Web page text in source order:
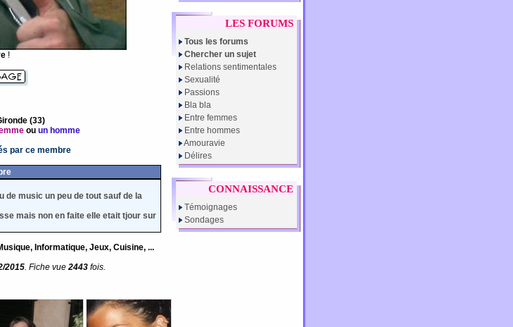
!
(33)
ou un homme
par ce membre
de music un peu de tout sauf de la
mais non en faite elle etait tjour sur
Informatique, Jeux, Cuisine, ...
2015. Fiche vue2443 fois.
LES FORUMS
Tous les forums
Chercher un sujet
Relations sentimentales
Sexualité
Passions
Bla bla
Entre femmes
Entre hommes
Amouravie
Délires
CONNAISSANCE
Témoignages
Sondages